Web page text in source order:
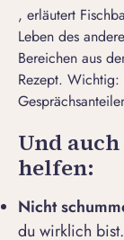
, erläutert
Leben des
Bereichen aus
Rezept.
Und
helfen:
Nicht
du wirklich